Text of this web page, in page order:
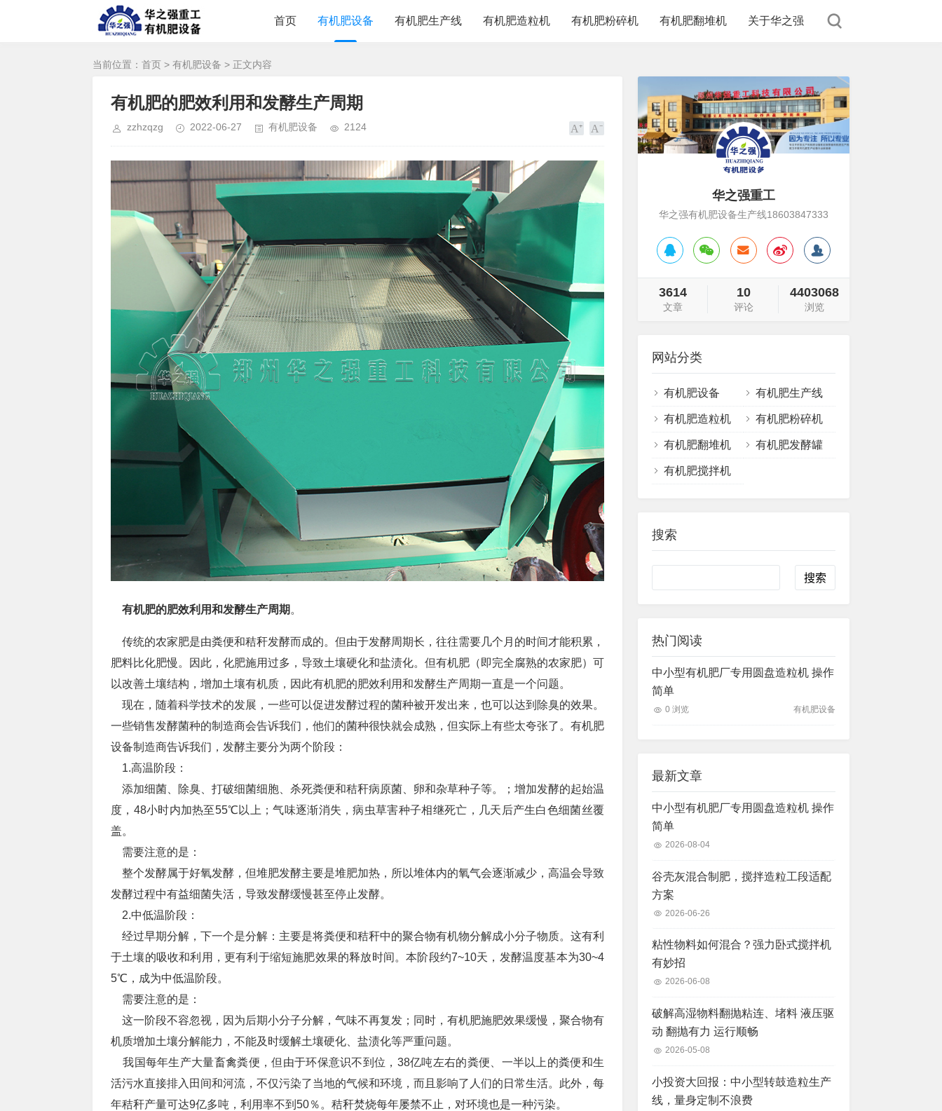
首页 有机肥设备 有机肥生产线 有机肥造粒机 有机肥粉碎机 有机肥翻堆机 关于华之强
当前位置： 首页 > 有机肥设备 > 正文内容
有机肥的肥效利用和发酵生产周期
zzhzqzg 2022-06-27 有机肥设备 2124
有机肥的肥效利用和发酵生产周期 。
传统的农家肥是由粪便和秸秆发酵而成的。但由于发酵周期长，往往需要几个月的时间才能积累，
肥料比化肥慢。因此，化肥施用过多，导致土壤硬化和盐渍化。但有机肥（即完全腐熟的农家肥）可
以改善土壤结构，增加土壤有机质，因此有机肥的肥效利用和发酵生产周期一直是一个问题。
现在，随着科学技术的发展，一些可以促进发酵过程的菌种被开发出来，也可以达到除臭的效果。
一些销售发酵菌种的制造商会告诉我们，他们的菌种很快就会成熟，但实际上有些太夸张了。有机肥
设备制造商告诉我们，发酵主要分为两个阶段：
1.高温阶段：
添加细菌、除臭、打破细菌细胞、杀死粪便和秸秆病原菌、卵和杂草种子等。；增加发酵的起始温
度，48小时内加热至55℃以上；气味逐渐消失，病虫草害种子相继死亡，几天后产生白色细菌丝覆
盖。
需要注意的是：
整个发酵属于好氧发酵，但堆肥发酵主要是堆肥加热，所以堆体内的氧气会逐渐减少，高温会导致
发酵过程中有益细菌失活，导致发酵缓慢甚至停止发酵。
2.中低温阶段：
经过早期分解，下一个是分解：主要是将粪便和秸秆中的聚合物有机物分解成小分子物质。这有利
于土壤的吸收和利用，更有利于缩短施肥效果的释放时间。本阶段约7~10天，发酵温度基本为30~4
5℃，成为中低温阶段。
需要注意的是：
这一阶段不容忽视，因为后期小分子分解，气味不再复发；同时，有机肥施肥效果缓慢，聚合物有
机质增加土壤分解能力，不能及时缓解土壤硬化、盐渍化等严重问题。
我国每年生产大量畜禽粪便，但由于环保意识不到位，38亿吨左右的粪便、一半以上的粪便和生
活污水直接排入田间和河流，不仅污染了当地的气候和环境，而且影响了人们的日常生活。此外，每
年秸秆产量可达9亿多吨，利用率不到50％。秸秆焚烧每年屡禁不止，对环境也是一种污染。
华之强重工
华之强有机肥设备生产线18603847333
3614
文章
10
评论
4403068
浏览
网站分类
有机肥设备 有机肥生产线
有机肥造粒机 有机肥粉碎机
有机肥翻堆机 有机肥发酵罐
有机肥搅拌机
搜索
热门阅读
中小型有机肥厂专用圆盘造粒机 操作
简单
0 浏览 有机肥设备
最新文章
中小型有机肥厂专用圆盘造粒机 操作
简单
2026-08-04
谷壳灰混合制肥，搅拌造粒工段适配
方案
2026-06-26
粘性物料如何混合？强力卧式搅拌机
有妙招
2026-06-08
破解高湿物料翻抛粘连、堵料 液压驱
动 翻抛有力 运行顺畅
2026-05-08
小投资大回报：中小型转鼓造粒生产
线，量身定制不浪费